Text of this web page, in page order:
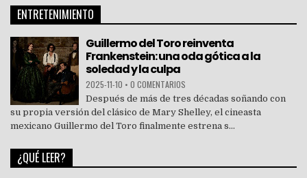
ENTRETENIMIENTO
Guillermo del Toro reinventa
Frankenstein: una oda gótica a la
soledad y la culpa
2025-11-10 • 0 COMENTARIOS
Después de más de tres décadas soñando con
su propia versión del clásico de Mary Shelley, el cineasta
mexicano Guillermo del Toro finalmente estrena s...
¿QUÉ LEER?